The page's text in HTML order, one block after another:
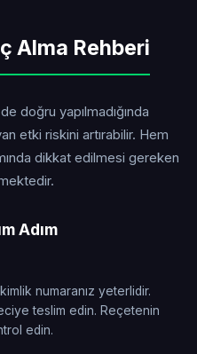
Alma Rehberi
doğru yapılmadığında
etki riskini artırabilir. Hem
dikkat edilmesi gereken
Adım
numaranız yeterlidir.
teslim edin. Reçetenin
edin.